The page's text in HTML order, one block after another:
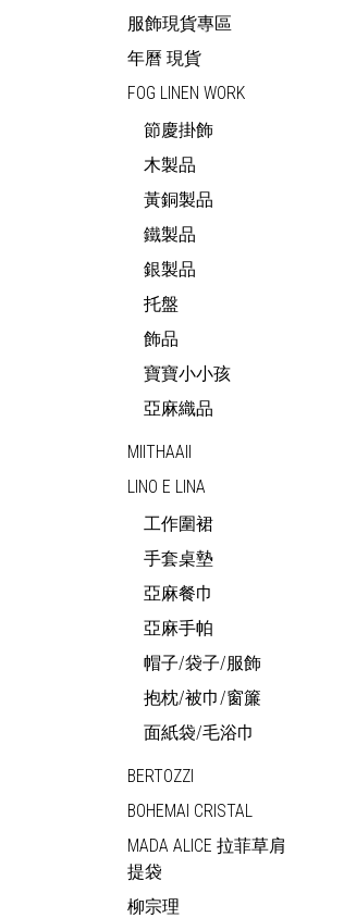
服飾現貨專區
年曆 現貨
FOG LINEN WORK
節慶掛飾
木製品
黃銅製品
鐵製品
銀製品
托盤
飾品
寶寶小小孩
亞麻織品
MIITHAAII
LINO E LINA
工作圍裙
手套桌墊
亞麻餐巾
亞麻手帕
帽子/袋子/服飾
抱枕/被巾/窗簾
面紙袋/毛浴巾
BERTOZZI
BOHEMAI CRISTAL
MADA ALICE 拉菲草肩
提袋
柳宗理